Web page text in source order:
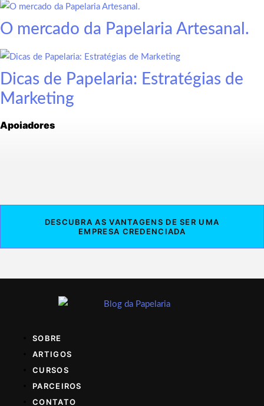
O mercado da Papelaria Artesanal.
Dicas de Papelaria: Estratégias de
Marketing
Apoiadores
DESCUBRA AS VANTAGENS DE SER UMA
EMPRESA CREDENCIADA
SOBRE
ARTIGOS
CURSOS
PARCEIROS
CONTATO